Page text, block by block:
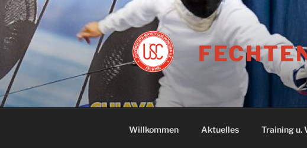
Zum
Inhalt
springen
Willkommen Aktuelles Training u.